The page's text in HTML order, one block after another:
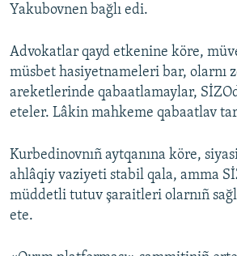
Yakubovnen bağlı edi.
Advokatlar qayd etkenine köre,
müsbet hasiyetnameleri bar, olarnı
areketlerinde qabaatlamaylar,
eteler. Lâkin mahkeme qabaatlav
Kurbedinovnıñ aytqanına köre,
ahlâqiy vaziyeti stabil qala, amma
müddetli tutuv şaraitleri olarnıñ
ete.